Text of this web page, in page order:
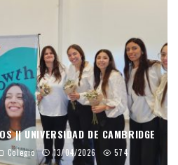
|| UNIVERSIDAD DE CAMBRIDGE
Colegio 13/04/2026 574